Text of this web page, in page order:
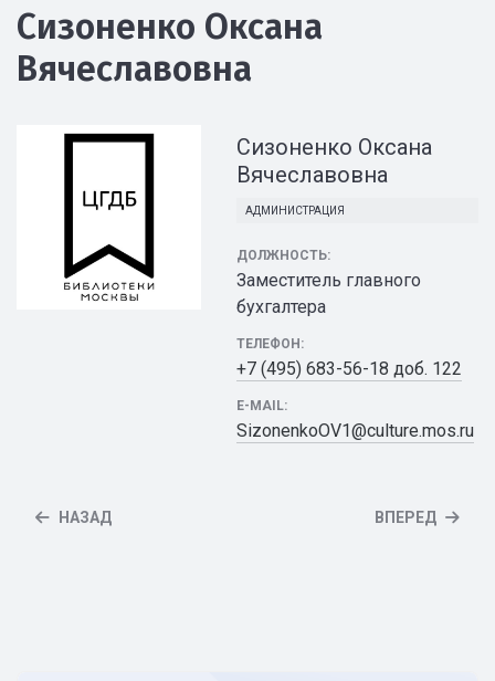
Сизоненко Оксана
Вячеславовна
Сизоненко Оксана
Вячеславовна
АДМИНИСТРАЦИЯ
ДОЛЖНОСТЬ:
Заместитель главного
бухгалтера
ТЕЛЕФОН:
+7 (495) 683-56-18 доб. 122
E-MAIL:
SizonenkoOV1@culture.mos.ru
НАЗАД ВПЕРЕД